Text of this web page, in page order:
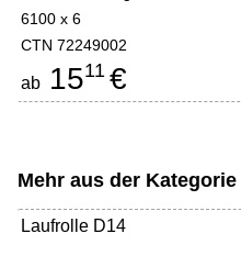
6100 x 6
CTN 72249002
ab 1511 €
Mehr aus der Kategorie
Laufrolle D14